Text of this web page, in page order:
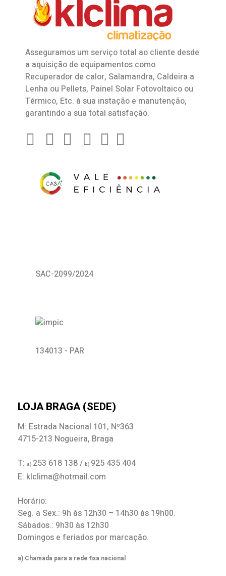
Asseguramos um serviço total ao cliente desde
a aquisição de equipamentos como
Recuperador de calor, Salamandra, Caldeira a
Lenha ou Pellets, Painel Solar Fotovoltaico ou
Térmico, Etc. à sua instação e manutenção,
garantindo a sua total satisfação.
SAC-2099/2024
134013 - PAR
LOJA BRAGA (SEDE)
M: Estrada Nacional 101, Nº363
4715-213 Nogueira, Braga
T: a) 253 618 138 / b) 925 435 404
E: klclima@hotmail.com
Horário:
Seg. a Sex.: 9h às 12h30 – 14h30 às 19h00.
Sábados.: 9h30 às 12h30
Domingos e feriados por marcação.
a) Chamada para a rede fixa nacional